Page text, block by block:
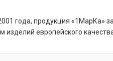
года, продукция «1МарКа»
изделий европейского